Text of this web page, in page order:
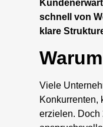
schnell von
klare
Viele
Konkurrenten,
erzielen. Doch